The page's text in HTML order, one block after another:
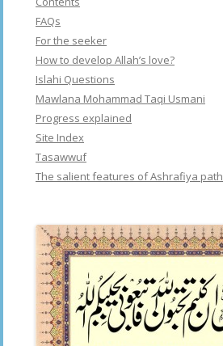
FAQs
For the seeker
How to develop Allah’s love?
Islahi Questions
Mawlana Mohammad Taqi Usmani
Progress explained
Site Index
Tasawwuf
The salient features of Ashrafiya path